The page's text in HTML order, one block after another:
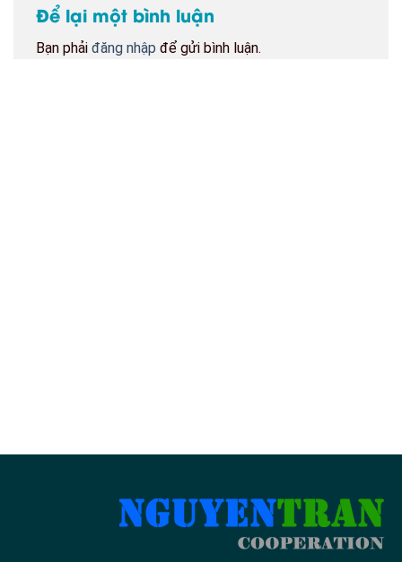
Để lại một bình luận
Bạn phải đăng nhập để gửi bình luận.